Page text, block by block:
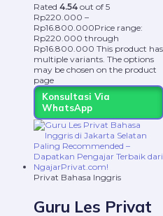
Rated 4.54 out of 5
Rp220.000 –
Rp16.800.000Price range:
Rp220.000 through
Rp16.800.000 This product has
multiple variants. The options
may be chosen on the product
page
Konsultasi Via
WhatsApp
Privat Bahasa Inggris
Guru Les Privat